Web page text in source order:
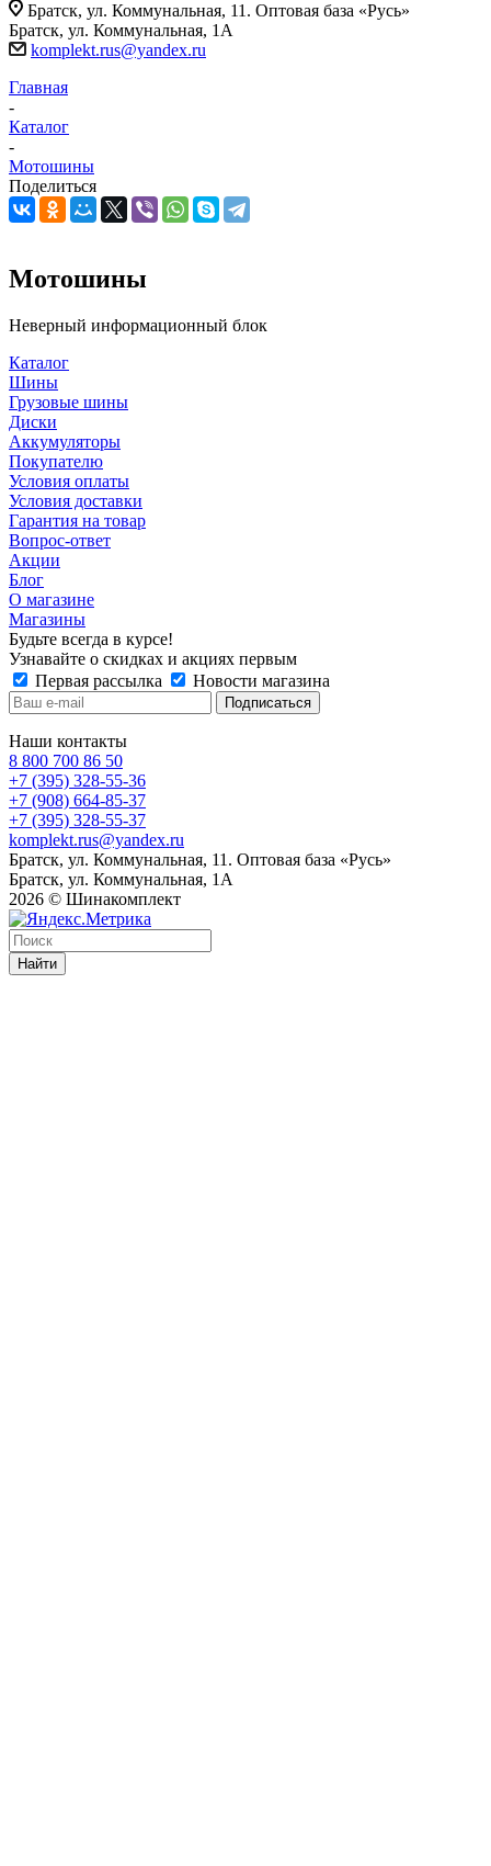
Братск, ул. Коммунальная, 11. Оптовая база «Русь»
Братск, ул. Коммунальная, 1А
komplekt.rus@yandex.ru
Главная
-
Каталог
-
Мотошины
Поделиться
Мотошины
Неверный информационный блок
Каталог
Шины
Грузовые шины
Диски
Аккумуляторы
Покупателю
Условия оплаты
Условия доставки
Гарантия на товар
Вопрос-ответ
Акции
Блог
О магазине
Магазины
Будьте всегда в курсе!
Узнавайте о скидках и акциях первым
Первая рассылка
Новости магазина
Наши контакты
8 800 700 86 50
+7 (395) 328-55-36
+7 (908) 664-85-37
+7 (395) 328-55-37
komplekt.rus@yandex.ru
Братск, ул. Коммунальная, 11. Оптовая база «Русь»
Братск, ул. Коммунальная, 1А
2026 © Шинакомплект
Найти